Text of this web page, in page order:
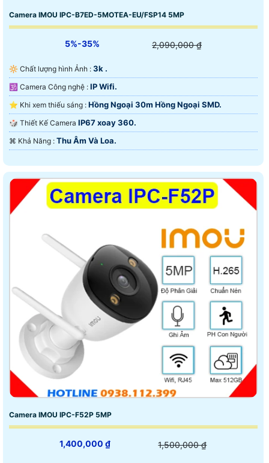
Camera IMOU IPC-B7ED-5MOTEA-EU/FSP14 5MP
5%-35% 2,090,000 ₫
🔆 Chất lượng hình Ảnh : 3k .
🕉️ Camera Công nghệ : IP Wifi.
⭐ Khi xem thiếu sáng : Hồng Ngoại 30m Hồng Ngoại SMD.
🎲 Thiết Kế Camera IP67 xoay 360.
️⌘ Khả Năng : Thu Âm Và Loa.
Camera IMOU IPC-F52P 5MP
1,400,000 ₫ 1,500,000 ₫